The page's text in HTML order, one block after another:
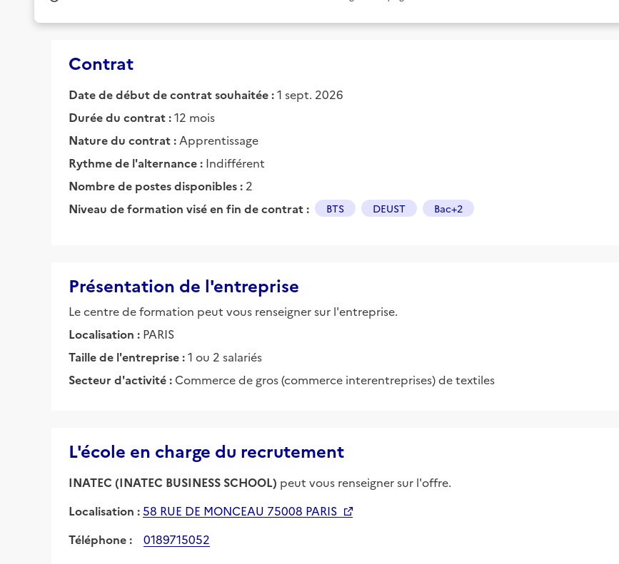
Contrat
Date de début de contrat souhaitée :1 sept. 2026
Durée du contrat :12 mois
Nature du contrat : Apprentissage
Rythme de l'alternance : Indifférent
Nombre de postes disponibles : 2
Niveau de formation visé en fin de contrat :
BTS DEUST Bac+2
Présentation de l'entreprise
Le centre de formation peut vous renseigner sur l'entreprise.
Localisation : PARIS
Taille de l'entreprise :1 ou 2 salariés
Secteur d'activité : Commerce de gros (commerce interentreprises) de textiles
L'école en charge du recrutement
INATEC (INATEC BUSINESS SCHOOL) peut vous renseigner sur l'offre.
Localisation :58 RUE DE MONCEAU 75008 PARIS
Téléphone :
0189715052